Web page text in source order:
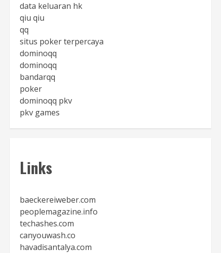
data keluaran hk
qiu qiu
qq
situs poker terpercaya
dominoqq
dominoqq
bandarqq
poker
dominoqq pkv
pkv games
Links
baeckereiweber.com
peoplemagazine.info
techashes.com
canyouwash.co
havadisantalya.com